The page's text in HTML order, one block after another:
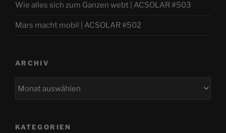
Wie alles sich zum Ganzen webt | ACSOLAR #503
Mars macht mobil | ACSOLAR #502
ARCHIV
KATEGORIEN